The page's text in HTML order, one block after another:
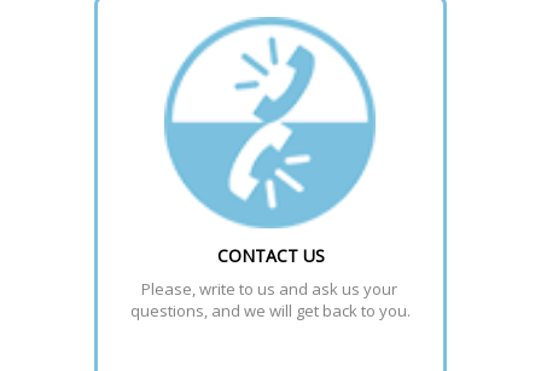
CONTACT US
Please, write to us and ask us your
questions, and we will get back to you.